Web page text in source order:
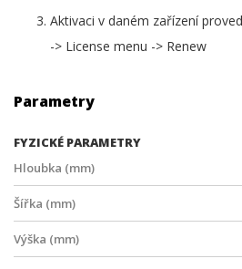
Aktivaci v daném zařízení
-> License menu -> Renew
Parametry
FYZICKÉ PARAMETRY
Hloubka (mm)
Šířka (mm)
Výška (mm)